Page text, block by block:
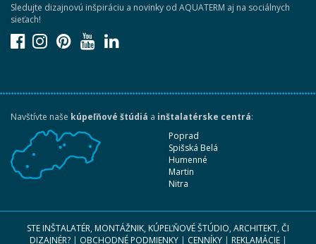
Sledujte dizajnovú inšpiráciu a novinky od AQUATERM aj na sociálnych
sieťach!
Navštívte naše kúpeľňové štúdiá a inštalatérske centrá:
Poprad
Spišská Belá
Humenné
Martin
Nitra
STE INŠTALATÉR, MONTÁŽNIK, KÚPEĽŇOVÉ ŠTÚDIO, ARCHITEKT, ČI
DIZAJNÉR?| OBCHODNÉ PODMIENKY| CENNÍKY| REKLAMÁCIE|